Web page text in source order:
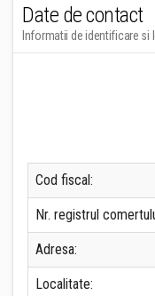
Date de contact
Informatii de identificare si
Cod fiscal:
Nr. registrul
Adresa:
Localitate: